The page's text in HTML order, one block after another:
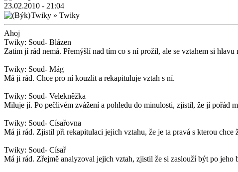
23.02.2010 - 21:04
Twiky » Twiky
Ahoj
Twiky: Soud- Blázen
Zatim jí rád nemá. Přemýšlí nad tím co s ní prožil, ale se vztahem si hlavu
Twiky: Soud- Mág
Má ji rád. Chce pro ní kouzlit a rekapituluje vztah s ní.
Twiky: Soud- Velekněžka
Miluje jí. Po pečlivém zvážení a pohledu do minulosti, zjistil, že jí pořád
Twiky: Soud- Císařovna
Má ji rád. Zjistil při rekapitulaci jejich vztahu, že je ta pravá s kterou chce
Twiky: Soud- Císař
Má ji rád. Zřejmě analyzoval jejich vztah, zjistil že si zaslouží být po